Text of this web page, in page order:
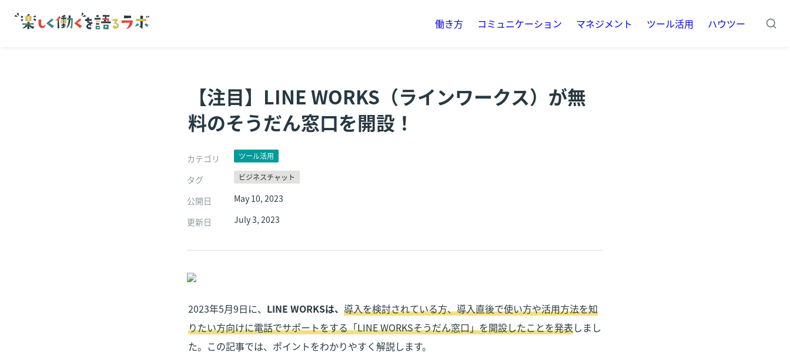
働き方 コミュニケーション マネジメント ツール活用 ハウツー
【注目】LINE WORKS（ラインワークス）が無
料のそうだん窓口を開設！
カテゴリ ツール活用
タグ ビジネスチャット
公開日
May 10, 2023
更新日
July 3, 2023
2023年5月9日に、 LINE WORKSは、 導入を検討されている方、導入直後で使い方や活用方法を知
りたい方向けに電話でサポートをする「LINE WORKSそうだん窓口」を開設したことを発表しまし
た。この記事では、ポイントをわかりやすく解説します。